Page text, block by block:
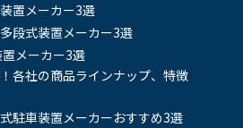
置メーカー3選
段式装置メーカー3選
メーカー3選
各社の商品ラインナップ、特徴
駐車装置メーカーおすすめ3選